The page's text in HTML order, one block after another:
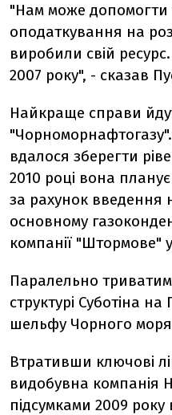
"Нам може допомогти
оподаткування на
виробили свій
2007 року", - сказав
Найкраще справи
"Чорноморнафтогазу".
вдалося зберегти
2010 році вона
за рахунок введення
основному
компанії "Штормове"
Паралельно
структурі Суботіна
шельфу Чорного
Втративши ключові
видобувна компанія
підсумками 2009